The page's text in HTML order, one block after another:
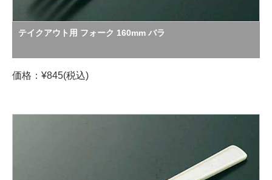
テイクアウト用 フォーク 160mm バラ
価格：¥845(税込)